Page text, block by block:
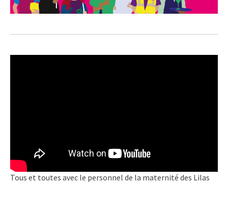
Tous et toutes avec le personnel de la maternité des Lilas